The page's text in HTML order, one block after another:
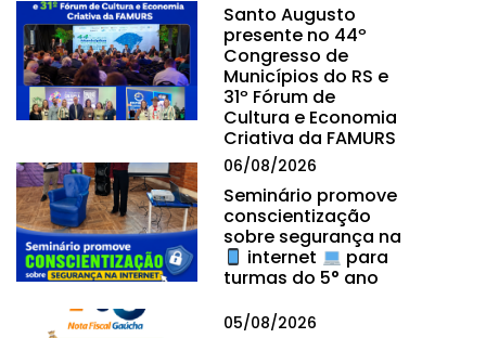
Santo Augusto
presente no 44º
Congresso de
Municípios do RS e
31º Fórum de
Cultura e Economia
Criativa da FAMURS
06/08/2026
Seminário promove
conscientização
sobre segurança na
internet
para
turmas do 5° ano
05/08/2026